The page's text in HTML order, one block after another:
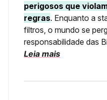
perigosos que
regras. Enquanto a
filtros, o mundo se
responsabilidade das
Leia mais